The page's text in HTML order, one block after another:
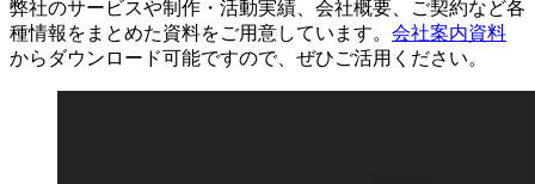
弊社のサービスや制作・活動実績、会社概要、ご契約など各
種情報をまとめた資料をご用意しています。 会社案内資料
からダウンロード可能ですので、ぜひご活用ください。